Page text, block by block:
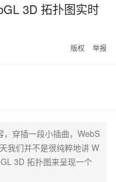
3D 拓扑图实时
版权 举报
，穿插一段小插曲，WebS
我们并不是很纯粹地讲 W
3D 拓扑图来呈现一个